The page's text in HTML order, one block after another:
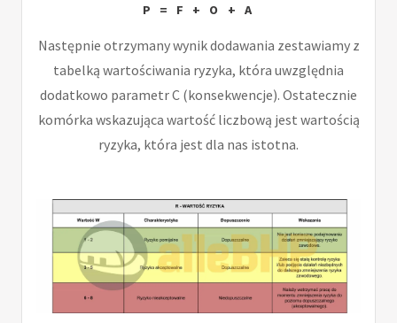
P = F + O + A
Następnie otrzymany wynik dodawania zestawiamy z
tabelką wartościwania ryzyka, która uwzględnia
dodatkowo parametr C (konsekwencje). Ostatecznie
komórka wskazująca wartość liczbową jest wartością
ryzyka, która jest dla nas istotna.